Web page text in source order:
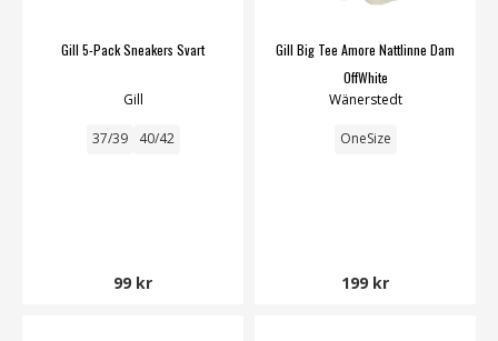
Gill 5-Pack Sneakers Svart
Gill
37/39 40/42
99 kr
Gill Big Tee Amore Nattlinne Dam
OffWhite
Wänerstedt
OneSize
199 kr